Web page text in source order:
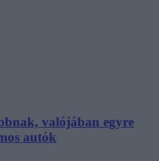
valójában egyre
autók